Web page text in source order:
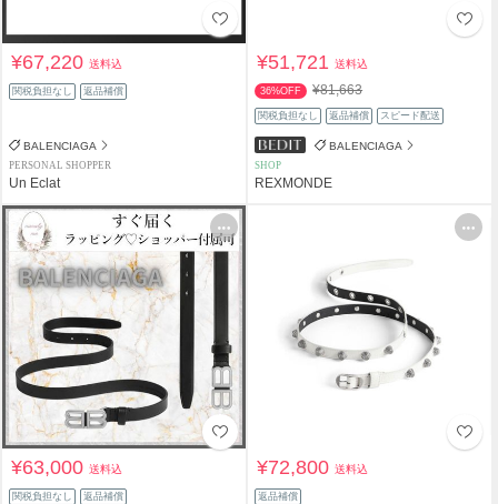
¥67,220送料込
関税負担なし 返品補償
BALENCIAGA
PERSONAL SHOPPER
Un Eclat
¥51,721送料込
36%OFF ¥81,663
関税負担なし 返品補償 スピード配送
BALENCIAGA
SHOP
REXMONDE
¥63,000送料込
関税負担なし 返品補償
¥72,800送料込
返品補償